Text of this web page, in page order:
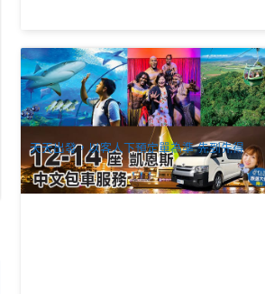
12-14座凱恩斯中文包車服務(機場酒店接
送、市區觀光、景點暢遊、跨城接駁)
1.3k 已預訂
AUD $280.00
CNS03562
天天出發，以客人下預定單為準 先到先得